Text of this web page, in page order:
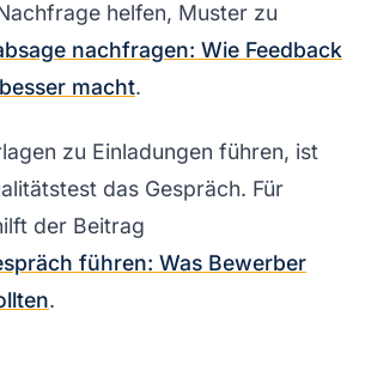
helfen, Muster zu
nachfragen: Wie Feedback
macht.
zu Einladungen führen, ist
das Gespräch. Für
der Beitrag
führen: Was Bewerber
.